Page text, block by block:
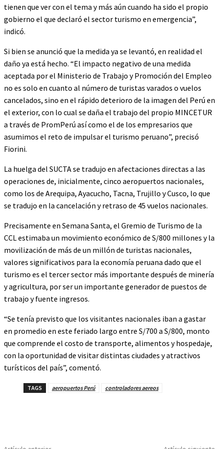
tienen que ver con el tema y más aún cuando ha sido el propio
gobierno el que declaró el sector turismo en emergencia”,
indicó.
Si bien se anunció que la medida ya se levantó, en realidad el
daño ya está hecho. “El impacto negativo de una medida
aceptada por el Ministerio de Trabajo y Promoción del Empleo
no es solo en cuanto al número de turistas varados o vuelos
cancelados, sino en el rápido deterioro de la imagen del Perú en
el exterior, con lo cual se daña el trabajo del propio MINCETUR
a través de PromPerú así como el de los empresarios que
asumimos el reto de impulsar el turismo peruano”, precisó
Fiorini.
La huelga del SUCTA se tradujo en afectaciones directas a las
operaciones de, inicialmente, cinco aeropuertos nacionales,
como los de Arequipa, Ayacucho, Tacna, Trujillo y Cusco, lo que
se tradujo en la cancelación y retraso de 45 vuelos nacionales.
Precisamente en Semana Santa, el Gremio de Turismo de la
CCL estimaba un movimiento económico de S/800 millones y la
movilización de más de un millón de turistas nacionales,
valores significativos para la economía peruana dado que el
turismo es el tercer sector más importante después de minería
y agricultura, por ser un importante generador de puestos de
trabajo y fuente ingresos.
“Se tenía previsto que los visitantes nacionales iban a gastar
en promedio en este feriado largo entre S/700 a S/800, monto
que comprende el costo de transporte, alimentos y hospedaje,
con la oportunidad de visitar distintas ciudades y atractivos
turísticos del país”, comentó.
TAGS aeropuertos Perú controladores aereos